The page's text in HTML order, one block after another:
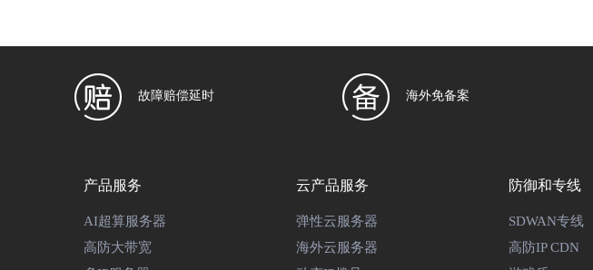
故障赔偿延时 海外免备案
产品服务
AI超算服务器
高防大带宽
云产品服务
弹性云服务器
海外云服务器
防御和专线
SDWAN专线
高防IP CDN